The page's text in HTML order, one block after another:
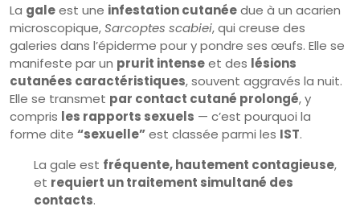
La galeest une infestation cutanéedue à un acarien
microscopique,Sarcoptes scabiei, qui creuse des
galeries dans l’épiderme pour y pondre ses œufs. Elle se
manifeste par un prurit intenseet des lésions
cutanées caractéristiques, souvent aggravés la nuit.
Elle se transmet par contact cutané prolongé, y
compris les rapports sexuels — c’est pourquoi la
forme dite “sexuelle”est classée parmi les IST.
La gale est fréquente, hautement contagieuse,
et requiert un traitement simultané des
contacts.